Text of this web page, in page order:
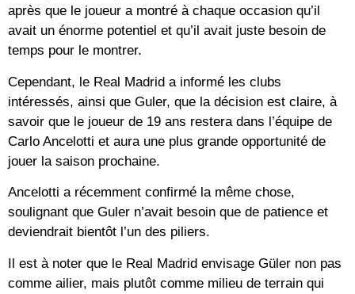
après que le joueur a montré à chaque occasion qu’il
avait un énorme potentiel et qu’il avait juste besoin de
temps pour le montrer.
Cependant, le Real Madrid a informé les clubs
intéressés, ainsi que Guler, que la décision est claire, à
savoir que le joueur de 19 ans restera dans l’équipe de
Carlo Ancelotti et aura une plus grande opportunité de
jouer la saison prochaine.
Ancelotti a récemment confirmé la même chose,
soulignant que Guler n’avait besoin que de patience et
deviendrait bientôt l’un des piliers.
Il est à noter que le Real Madrid envisage Güler non pas
comme ailier, mais plutôt comme milieu de terrain qui